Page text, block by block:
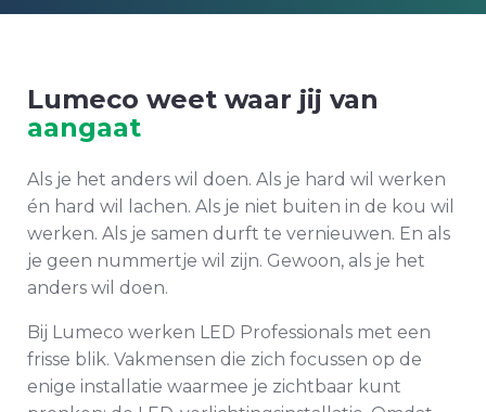
Lumeco weet waar jij van
aangaat
Als je het anders wil doen. Als je hard wil werken
én hard wil lachen. Als je niet buiten in de kou wil
werken. Als je samen durft te vernieuwen. En als
je geen nummertje wil zijn. Gewoon, als je het
anders wil doen.
Bij Lumeco werken LED Professionals met een
frisse blik. Vakmensen die zich focussen op de
enige installatie waarmee je zichtbaar kunt